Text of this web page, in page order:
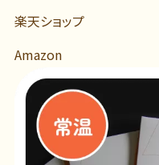
楽天ショップ
Amazon